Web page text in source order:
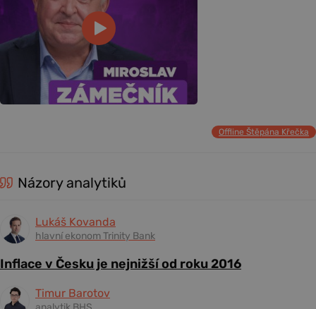
Offline Štěpána Křečka
Názory analytiků
Lukáš Kovanda
hlavní ekonom Trinity Bank
Inflace v Česku je nejnižší od roku 2016
Timur Barotov